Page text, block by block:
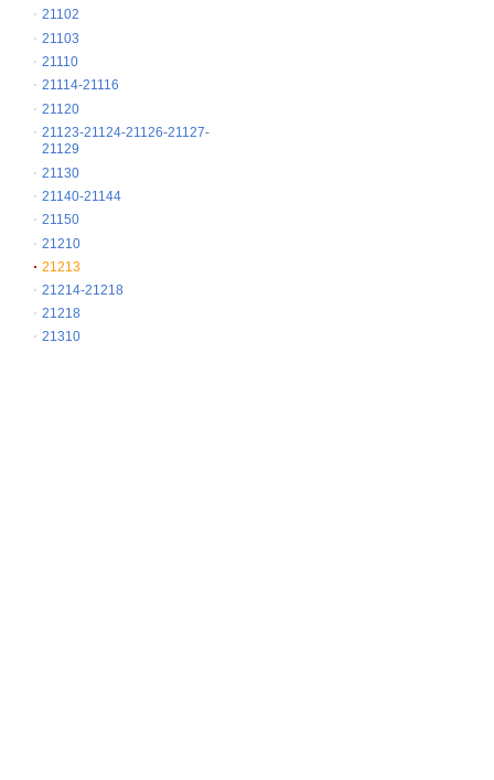
21102
21103
21110
21114-21116
21120
21123-21124-21126-21127-
21129
21130
21140-21144
21150
21210
21213
21214-21218
21218
21310